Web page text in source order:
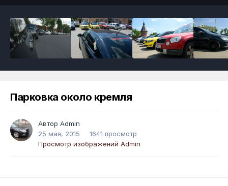
Парковка около кремля
Автор Admin
25 мая, 2015
1641 просмотр
Просмотр изображений Admin